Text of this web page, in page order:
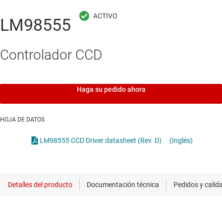
LM98555
Controlador CCD
Haga su pedido ahora
HOJA DE DATOS
LM98555 CCD Driver datasheet (Rev. D) (Inglés)